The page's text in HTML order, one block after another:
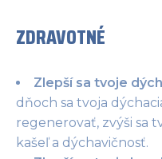
ZDRAVOTNÉ
Zlepší sa tvoje
dňoch sa tvoja
regenerovať, zvýši sa
kašeľ a dýchavičnosť.